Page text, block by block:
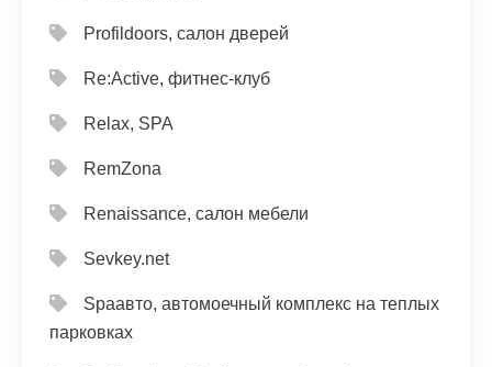
Profildoors, салон дверей
Re:Active, фитнес-клуб
Relax, SPA
RemZona
Renaissance, салон мебели
Sevkey.net
Spaавто, автомоечный комплекс на теплых
парковках